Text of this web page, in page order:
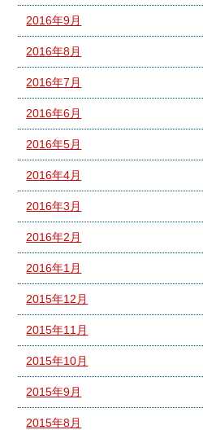
2016年9月
2016年8月
2016年7月
2016年6月
2016年5月
2016年4月
2016年3月
2016年2月
2016年1月
2015年12月
2015年11月
2015年10月
2015年9月
2015年8月